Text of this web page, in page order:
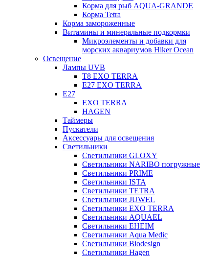
Корма для рыб AQUA-GRANDE
Корма Tetra
Корма замороженные
Витамины и минеральные подкормки
Микроэлементы и добавки для
морских аквариумов Hiker Ocean
Освещение
Лампы UVB
Т8 EXO TERRA
Е27 EXO TERRA
Е27
EXO TERRA
HAGEN
Таймеры
Пускатели
Аксессуары для освещения
Светильники
Светильники GLOXY
Светильники NARIBO погружные
Светильники PRIME
Светильники ISTA
Светильники TETRA
Светильники JUWEL
Светильники EXO TERRA
Светильники AQUAEL
Светильники EHEIM
Светильники Aqua Medic
Светильники Biodesign
Светильники Hagen